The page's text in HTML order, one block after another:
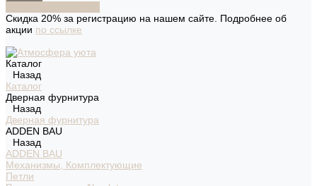
Скидка 20% за регистрацию на нашем сайте. Подробнее об
акции по ссылке
Каталог
Назад
Каталог
Дверная фурнитура
Назад
Дверная фурнитура
ADDEN BAU
Назад
ADDEN BAU
Механизмы, Комплектующие
Петли